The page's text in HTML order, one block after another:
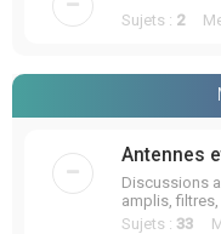
Sujets : 2
Antennes
Discussions
amplis,
Sujets : 33